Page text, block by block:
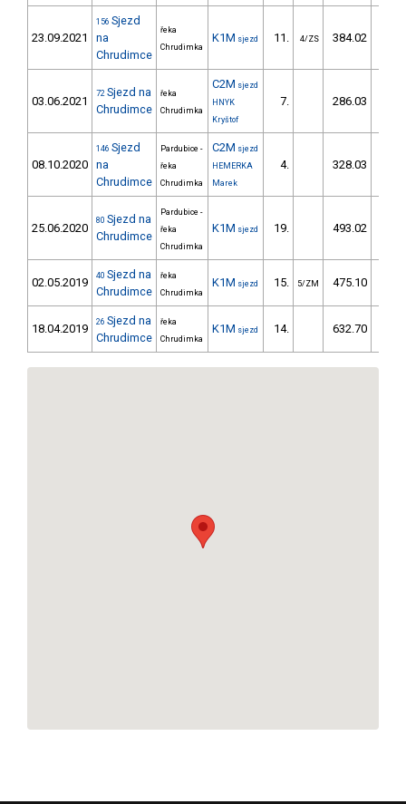
23.09.2021
156 Sjezd
na
Chrudimce
řeka
Chrudimka
K1M sjezd 11. 4/ZS 384.02
03.06.2021
72 Sjezd na
Chrudimce
řeka
Chrudimka
C2M sjezd
HNYK
Kryštof
7. 286.03
08.10.2020
146 Sjezd
na
Chrudimce
Pardubice -
řeka
Chrudimka
C2M sjezd
HEMERKA
Marek
4. 328.03
25.06.2020
80 Sjezd na
Chrudimce
Pardubice -
řeka
Chrudimka
K1M sjezd 19. 493.02
02.05.2019 40 Sjezd na
Chrudimce
řeka
Chrudimka
K1M sjezd 15. 5/ZM 475.10
18.04.2019 26 Sjezd na
Chrudimce
řeka
Chrudimka
K1M sjezd 14. 632.70